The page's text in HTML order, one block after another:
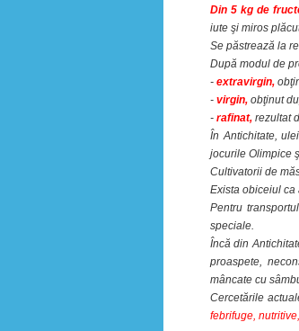
Din 5 kg de
iute şi miros
Se păstrează la
După modul de
- extravirgin,
- virgin, obţinut
- rafinat, rezultat
În Antichitate,
jocurile Olimpice
Cultivatorii de
Exista obiceiul ca
Pentru
speciale.
Încă din
proaspete,
mâncate cu
Cercetările
febrifuge,